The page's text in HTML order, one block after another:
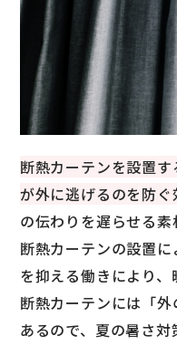
断熱カーテンを設置
が外に逃げるのを防ぐ
の伝わりを遅らせる素
断熱カーテンの設置
を抑える働きにより
断熱カーテンには「
あるので、夏の暑さ対